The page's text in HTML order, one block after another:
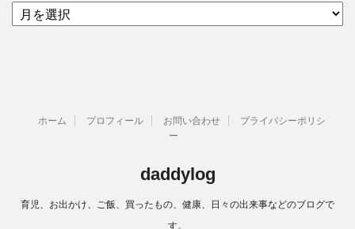
ア
ー
ホーム プロフィール お問い合わせ
プライバシーポリシ
ー
daddylog
育児、お出かけ、ご飯、買ったもの、健康、日々の出来事などのブログで
す。